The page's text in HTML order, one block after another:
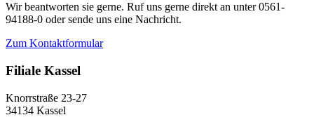
Wir beantworten sie gerne. Ruf uns gerne direkt an unter 0561-
94188-0 oder sende uns eine Nachricht.
Zum Kontaktformular
Filiale Kassel
Knorrstraße 23-27
34134 Kassel